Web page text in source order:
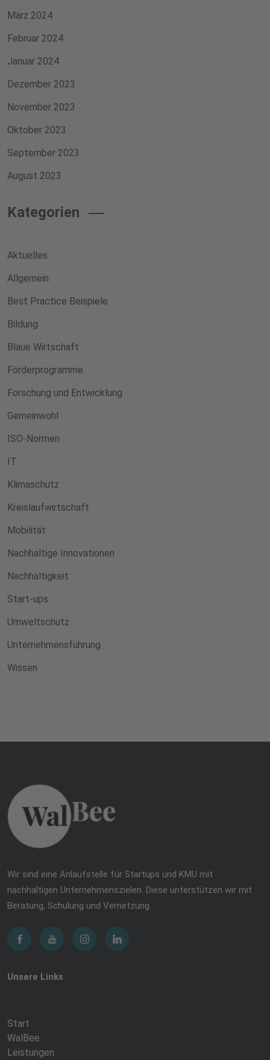
März 2024
Februar 2024
Januar 2024
Dezember 2023
November 2023
Oktober 2023
September 2023
August 2023
Kategorien
Aktuelles
Allgemein
Best Practice Beispiele
Bildung
Blaue Wirtschaft
Förderprogramme
Forschung und Entwicklung
Gemeinwohl
ISO-Normen
IT
Klimaschutz
Kreislaufwirtschaft
Mobilität
Nachhaltige Innovationen
Nachhaltigkeit
Start-ups
Umweltschutz
Unternehmensführung
Wissen
Wir sind eine Anlaufstelle für Startups und KMU mit
nachhaltigen Unternehmenszielen. Diese unterstützen wir mit
Beratung, Schulung und Vernetzung.
Unsere Links
Start
WalBee
Leistungen